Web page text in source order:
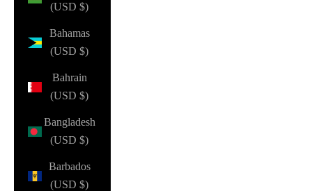
(USD $)
Bahamas
(USD $)
Bahrain
(USD $)
Bangladesh
(USD $)
Barbados
(USD $)